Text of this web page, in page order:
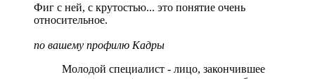
Фиг с ней, с крутостью... это понятие очень
относительное.
по вашему профилю Кадры
Молодой специалист - лицо, закончившее